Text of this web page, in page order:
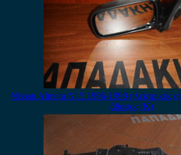
Nissan Almera N15 1996-1998 ηλεκτρικός
άβαφος (Κ)